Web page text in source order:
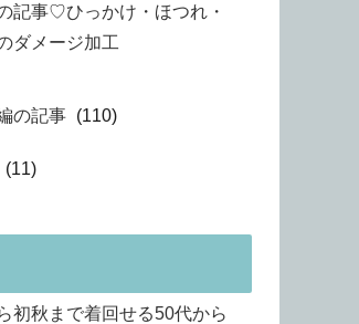
記事♡ひっかけ・ほつれ・
ダメージ加工
の記事 (110)
(11)
初秋まで着回せる50代から